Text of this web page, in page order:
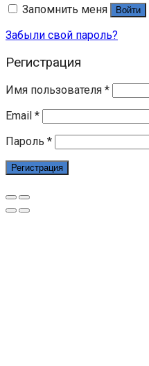
Запомнить меня
Войти
Забыли свой пароль?
Регистрация
Имя пользователя *
Email *
Пароль *
Регистрация